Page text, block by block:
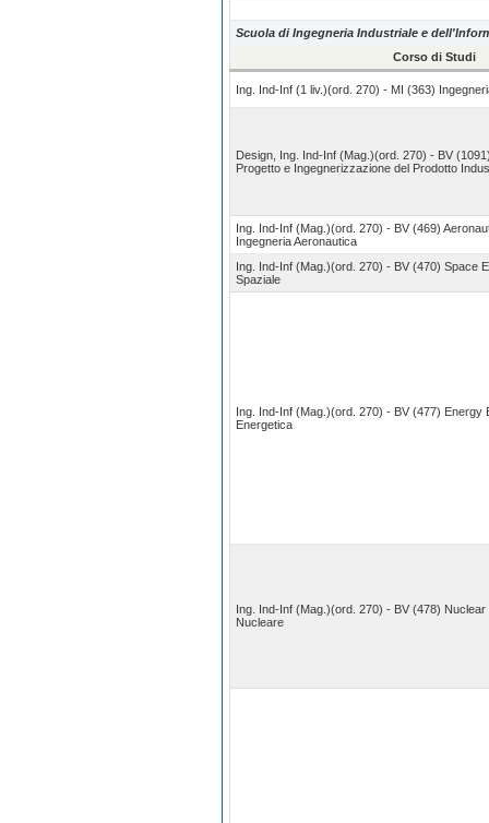
Scuola di Ingegneria Industriale e
Corso di Studi
Ing. Ind-Inf (1 liv.)(ord. 270) - MI (363)
Design, Ing. Ind-Inf (Mag.)(ord. 270) - BV
Progetto e Ingegnerizzazione del Prodotto
Ing. Ind-Inf (Mag.)(ord. 270) - BV (469)
Ingegneria Aeronautica
Ing. Ind-Inf (Mag.)(ord. 270) - BV (470) Space
Spaziale
Ing. Ind-Inf (Mag.)(ord. 270) - BV (477) Energy
Energetica
Ing. Ind-Inf (Mag.)(ord. 270) - BV (478)
Nucleare